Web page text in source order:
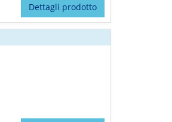
Dettagli prodotto